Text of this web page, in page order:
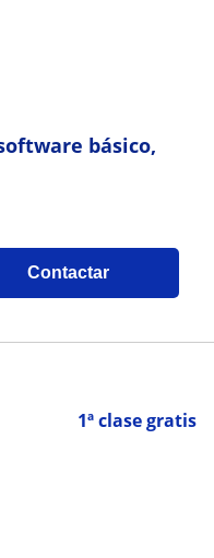
básico,
Contactar
1ª clase gratis